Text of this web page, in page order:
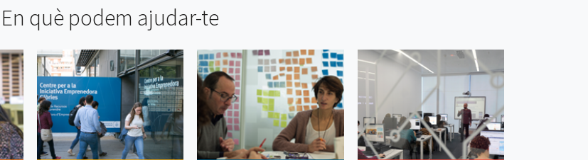
En què podem ajudar-te